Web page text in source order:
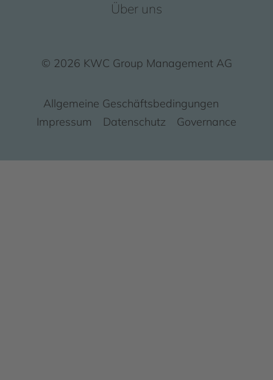
Über uns
© 2026 KWC Group Management AG
Allgemeine Geschäftsbedingungen
Impressum
Datenschutz Governance